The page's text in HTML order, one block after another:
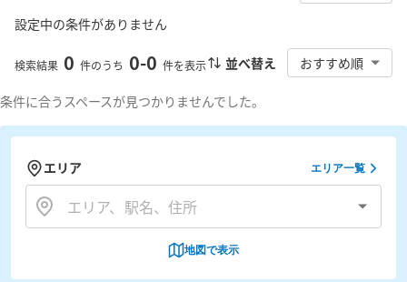
設定中の条件がありません
検索結果 0 件のうち 0-0 件を表示 並べ替え おすすめ順
条件に合うスペースが見つかりませんでした。
エリア エリア一覧
地図で表示